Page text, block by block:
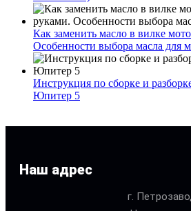
Как заменить масло в вилке
Особенности выбора масла для
Инструкция по сборке и
Юпитер 5
Наш адрес
г.